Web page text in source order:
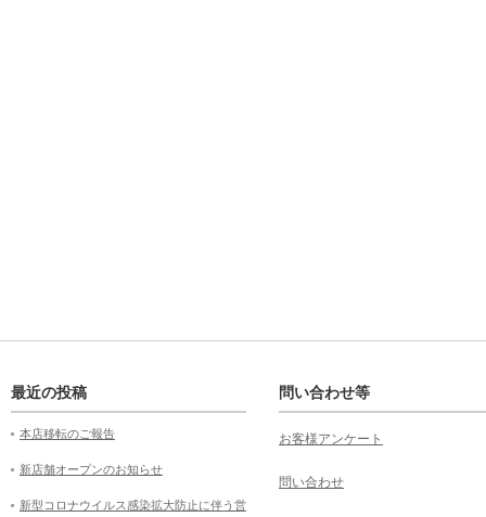
最近の投稿
本店移転のご報告
新店舗オープンのお知らせ
新型コロナウイルス感染拡大防止に伴う営
問い合わせ等
お客様アンケート
問い合わせ